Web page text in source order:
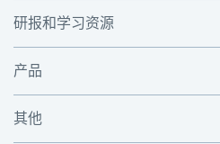
研报和学习资源
产品
其他